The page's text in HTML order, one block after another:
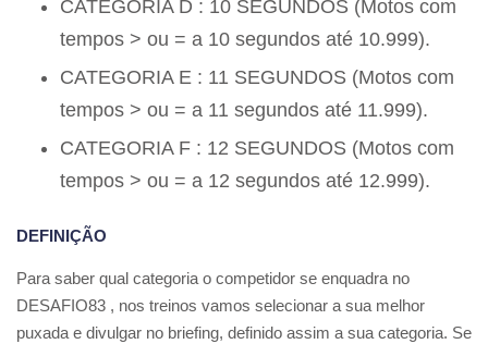
CATEGORIA D : 10 SEGUNDOS (Motos com
tempos > ou = a 10 segundos até 10.999).
CATEGORIA E : 11 SEGUNDOS (Motos com
tempos > ou = a 11 segundos até 11.999).
CATEGORIA F : 12 SEGUNDOS (Motos com
tempos > ou = a 12 segundos até 12.999).
DEFINIÇÃO
Para saber qual categoria o competidor se enquadra no
DESAFIO83 , nos treinos vamos selecionar a sua melhor
puxada e divulgar no briefing, definido assim a sua categoria. Se